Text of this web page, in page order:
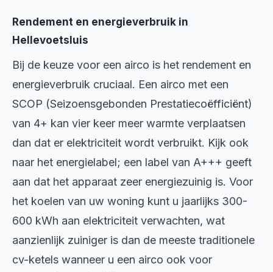
Rendement en energieverbruik in
Hellevoetsluis
Bij de keuze voor een airco is het rendement en
energieverbruik cruciaal. Een airco met een
SCOP (Seizoensgebonden Prestatiecoëfficiënt)
van 4+ kan vier keer meer warmte verplaatsen
dan dat er elektriciteit wordt verbruikt. Kijk ook
naar het energielabel; een label van A+++ geeft
aan dat het apparaat zeer energiezuinig is. Voor
het koelen van uw woning kunt u jaarlijks 300-
600 kWh aan elektriciteit verwachten, wat
aanzienlijk zuiniger is dan de meeste traditionele
cv-ketels wanneer u een airco ook voor